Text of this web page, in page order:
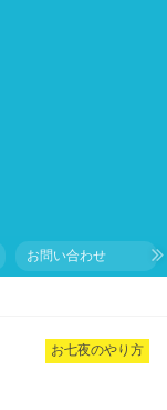
お問い合わせ
お七夜のやり方